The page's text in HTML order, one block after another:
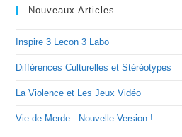
Nouveaux Articles
Inspire 3 Lecon 3 Labo
Différences Culturelles et Stéréotypes
La Violence et Les Jeux Vidéo
Vie de Merde : Nouvelle Version !